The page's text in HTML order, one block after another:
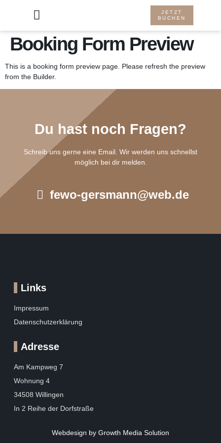
JETZT
BUCHEN
Booking Form Preview
This is a booking form preview page. Please refresh the preview
from the Builder.
Du hast noch Fragen?
Schreib uns gerne eine Email. Wir werden uns schnellst
möglich bei dir melden.
fewo-gersmann@web.de
Links
Impressum
Datenschutzerklärung
Adresse
Am Kampweg 7
Wohnung 4
34508 Willingen
In 2 Reihe der Dorfstraße
Webdesign by Growth Media Solution